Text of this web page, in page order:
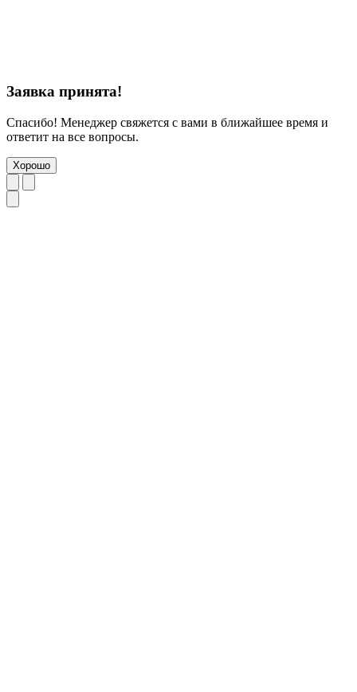
Заявка принята!
Спасибо! Менеджер свяжется с вами в ближайшее время и
ответит на все вопросы.
Хорошо